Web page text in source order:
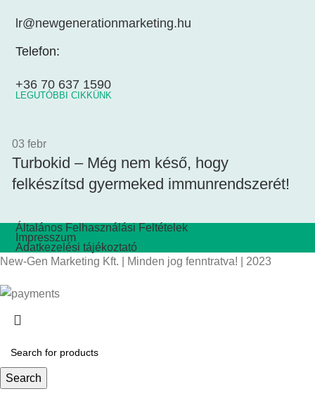
lr@newgenerationmarketing.hu
Telefon:
+36 70 637 1590
LEGUTÓBBI CIKKÜNK
03febr
Turbokid – Még nem késő, hogy
felkészítsd gyermeked immunrendszerét!
Általános Felhasználási Feltételek
Impresszum
Adatkezelési tájékoztató
New-Gen Marketing Kft. | Minden jog fenntratva! | 2023
Search